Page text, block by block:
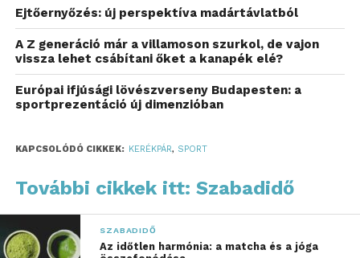
megoldást kínálnak azoknak, akik kedvelik a sima
utak gyors tempóját, de olykor letérnének a
főútvonalról, hogy új terepeket próbáljanak ki.
AJóBringánál kapható gravel modellekjól
példázzák, hogyan lehet egy kerékpár egyszerre
eltöltéséhez
Elképzelted már, milyen nagyszerű lenne egyetlen
kerékpárral bejárni a várost, majd ugyanazzal az erdő
Ejtőernyőzés: új perspektíva madártávlatból
A Z generáció már a villamoson szurkol, de vajon
vissza lehet csábítani őket a kanapék elé?
Európai ifjúsági lövészverseny Budapesten: a
sportprezentáció új dimenzióban
KAPCSOLÓDÓ CIKKEK: KERÉKPÁR, SPORT
További cikkek itt: Szabadidő
SZABADIDŐ
Az időtlen harmónia: a matcha és a jóga